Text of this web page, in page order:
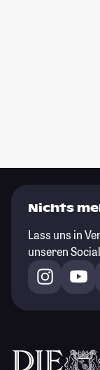
Nichts
Lass uns in
unseren